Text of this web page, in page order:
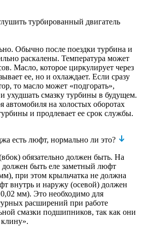
турбированный двигатель
Обычно после поездки турбина и
раскалены. Температура может
Масло, которое циркулирует через
ее, но и охлаждает. Если сразу
то масло может «подгорать»,
ухудшать смазку турбины в будущем.
автомобиля на холостых оборотах
и продлевает ее срок службы.
есть люфт, нормально ли это?
обязательно должен быть. На
должен быть еле заметный люфт
при этом крыльчатка не должна
внутрь и наружу (осевой) должен
0,02 мм). Это необходимо для
расширений при работе
смазки подшипников, так как они